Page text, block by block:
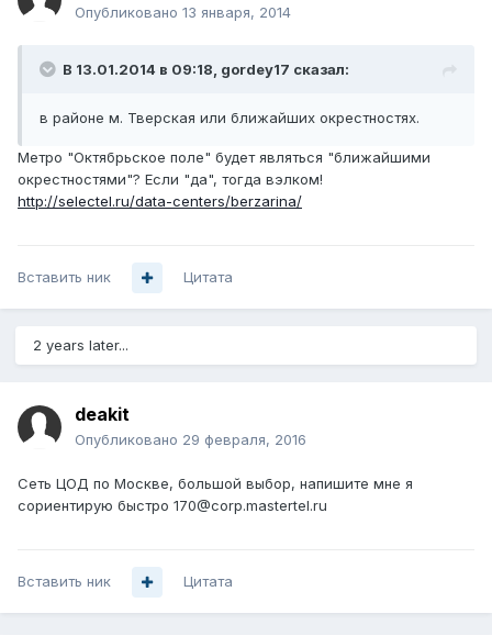
Опубликовано 13 января, 2014
В 13.01.2014 в 09:18, gordey17 сказал:
в районе м. Тверская или ближайших окрестностях.
Метро "Октябрьское поле" будет являться "ближайшими
окрестностями"? Если "да", тогда вэлком!
http://selectel.ru/data-centers/berzarina/
Вставить ник Цитата
2 years later...
deakit
Опубликовано 29 февраля, 2016
Сеть ЦОД по Москве, большой выбор, напишите мне я
сориентирую быстро 170@corp.mastertel.ru
Вставить ник Цитата